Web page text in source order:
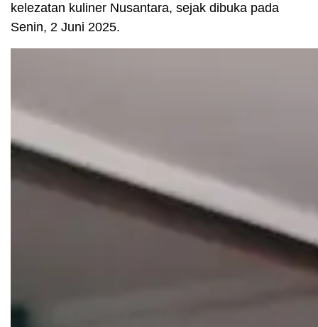
kelezatan kuliner Nusantara, sejak dibuka pada
Senin, 2 Juni 2025.